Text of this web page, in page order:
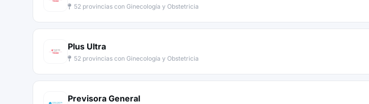
52 provincias con Ginecología y Obstetricia
Plus Ultra
52 provincias con Ginecología y Obstetricia
Previsora General